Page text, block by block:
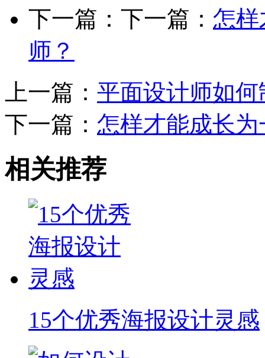
下一篇：下一篇： 怎样
师？
上一篇： 平面设计师如
下一篇： 怎样才能成长
相关推荐
15个优秀海报设计灵感